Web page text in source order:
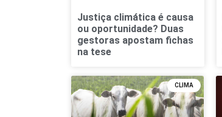
Justiça climática é causa
ou oportunidade? Duas
gestoras apostam fichas
na tese
CLIMA